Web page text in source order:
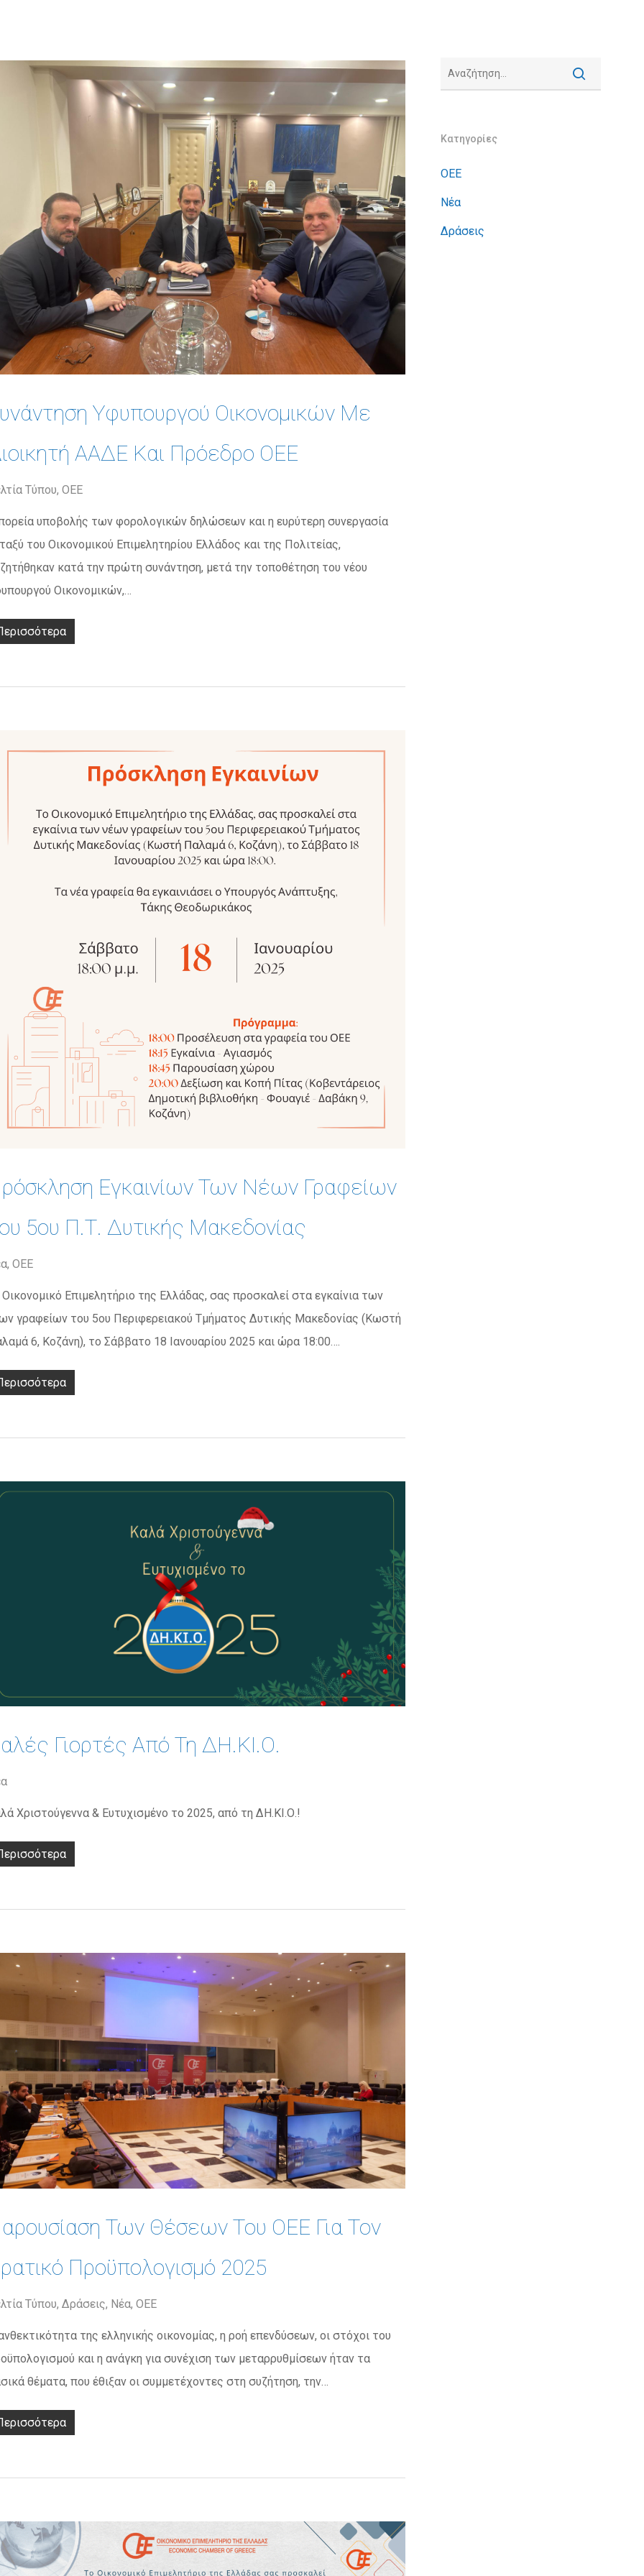
Υφυπουργού Οικονομικών Με
ΑΑΔΕ Και Πρόεδρο ΟΕΕ
Τύπου, ΟΕΕ
υποβολής των φορολογικών δηλώσεων και η ευρύτερη συνεργασία
του Οικονομικού Επιμελητηρίου Ελλάδος και της Πολιτείας,
κατά την πρώτη συνάντηση, μετά την τοποθέτηση του νέου
Οικονομικών,…
Εγκαινίων Των Νέων Γραφείων
5ου Π.Τ. Δυτικής Μακεδονίας
, ΟΕΕ
Επιμελητήριο της Ελλάδας, σας προσκαλεί στα εγκαίνια των
γραφείων του 5ου Περιφερειακού Τμήματος Δυτικής Μακεδονίας (Κωστή
6, Κοζάνη), το Σάββατο 18 Ιανουαρίου 2025 και ώρα 18:00….
Γιορτές Από Τη ΔΗ.ΚΙ.Ο.
Χριστούγεννα & Ευτυχισμένο το 2025, από τη ΔΗ.ΚΙ.Ο.!
Των Θέσεων Του ΟΕΕ Για Τον
Προϋπολογισμό 2025
Τύπου, Δράσεις, Νέα, ΟΕΕ
της ελληνικής οικονομίας, η ροή επενδύσεων, οι στόχοι του
και η ανάγκη για συνέχιση των μεταρρυθμίσεων ήταν τα
θέματα, που έθιξαν οι συμμετέχοντες στη συζήτηση, την…
Κατηγορίες
ΟΕΕ
Νέα
Δράσεις